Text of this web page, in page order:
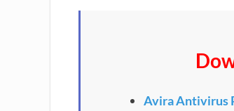
Avira Antivirus